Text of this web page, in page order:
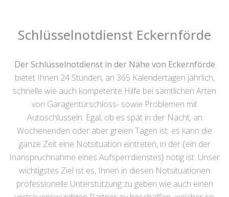
Schlüsselnotdienst Eckernförde
Der Schlüsselnotdienst in der Nähe von Eckernförde
bietet Ihnen 24 Stunden, an 365 Kalendertagen jährlich,
schnelle wie auch kompetente Hilfe bei sämtlichen Arten
von Garagentürschloss- sowie Problemen mit
Autoschlüsseln. Egal, ob es spät in der Nacht, an
Wochenenden oder aber greien Tagen ist: es kann die
ganze Zeit eine Notsituation eintreten, in der {ein der
Inanspruchnahme eines Aufsperrdienstes} nötig ist. Unser
wichtigstes Ziel ist es, Ihnen in diesen Notsituationen
professionelle Unterstützung zu geben wie auch einen